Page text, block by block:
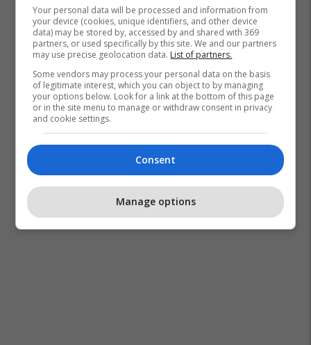
Your personal data will be processed and information from
your device (cookies, unique identifiers, and other device
data) may be stored by, accessed by and shared with 369
partners, or used specifically by this site. We and our partners
may use precise geolocation data. List of partners.
Some vendors may process your personal data on the basis
of legitimate interest, which you can object to by managing
your options below. Look for a link at the bottom of this page
or in the site menu to manage or withdraw consent in privacy
and cookie settings.
Consent
Manage options